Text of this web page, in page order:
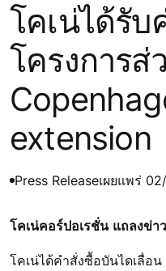
โคเน่ได้รับ
โครงการส่
extension
Press Releaseเผยแพร่
โคเน่คอร์ปอเรชั่น แถลงข่
โคเน่ได้คำสั่งซื้อบันไดเลื่อ